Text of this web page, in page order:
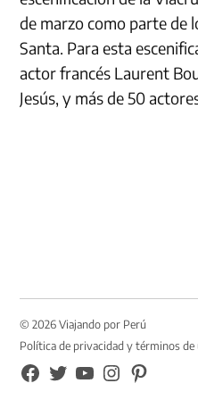
de marzo como parte de
Santa. Para esta
actor francés Laurent
Jesús, y más de 50
© 2026 Viajando por Perú
Política de privacidad y términos de
FB
TW YouTubeInstagramPinterest